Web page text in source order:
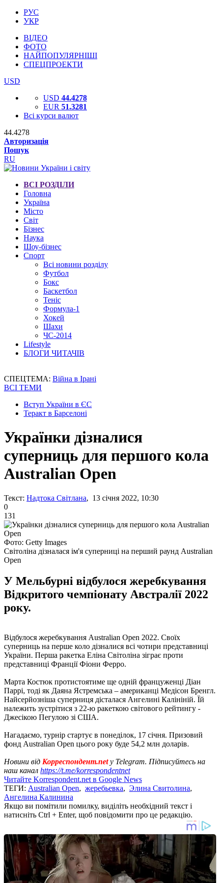
РУС
УКР
ВІДЕО
ФОТО
НАЙПОПУЛЯРНІШІ
СПЕЦПРОЕКТИ
USD
USD 44.4278
EUR 51.3281
Всі курси валют
44.4278
Авторизація
Пошук
RU
ВСІ РОЗДІЛИ
Головна
Україна
Місто
Світ
Бізнес
Наука
Шоу-бізнес
Спорт
Всі новини розділу
Футбол
Бокс
Баскетбол
Теніс
Формула-1
Хокей
Шахи
ЧС-2014
Lifestyle
БЛОГИ ЧИТАЧІВ
СПЕЦТЕМА: Війна в Ірані
ВСІ ТЕМИ
Вступ України в ЄС
Теракт в Барселоні
Українки дізналися
суперниць для першого кола
Australian Open
Текст: Надтока Світлана, 13 січня 2022, 10:30
0
131
Фото: Getty Images
Світоліна дізналася ім'я суперниці на перший раунд Australian
Open
У Мельбурні відбулося жеребкування
Відкритого чемпіонату Австралії 2022
року.
Відбулося жеребкування Australian Open 2022. Своїх
суперниць на перше коло дізналися всі чотири представниці
України. Перша ракетка Еліна Світоліна зіграє проти
представниці Франції Фіони Ферро.
Марта Костюк протистоятиме ще одній француженці Діан
Паррі, тоді як Даяна Ястремська – американці Медісон Бренгл.
Найсерйозніша суперниця дісталася Ангелині Калініній. Їй
належить зустрітися з 22-ю ракеткою світового рейтингу -
Джесікою Пегулою зі США.
Нагадаємо, турнір стартує в понеділок, 17 січня. Призовий
фонд Australian Open цього року буде 54,2 млн доларів.
Новини від Корреспондент.netу Telegram. Підписуйтесь на
наш канал https://t.me/korrespondentnet
Читайте Korrespondent.net в Google News
ТЕГИ: Australian Open, жеребьевка, Элина Свитолина,
Ангелина Калинина
Якщо ви помітили помилку, виділіть необхідний текст і
натисніть Ctrl + Enter, щоб повідомити про це редакцію.